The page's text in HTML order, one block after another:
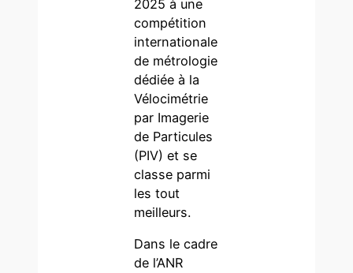
2025 à une
compétition
internationale
de métrologie
dédiée à la
Vélocimétrie
par Imagerie
de Particules
(PIV) et se
classe parmi
les tout
meilleurs.
Dans le cadre
de l’ANR